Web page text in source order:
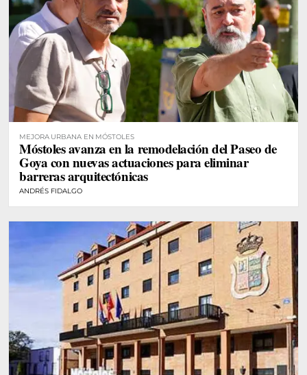
MEJORA URBANA EN MÓSTOLES
Móstoles avanza en la remodelación del Paseo de
Goya con nuevas actuaciones para eliminar
barreras arquitectónicas
ANDRÉS FIDALGO